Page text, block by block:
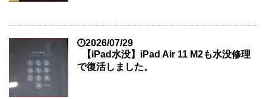
2026/07/29
【iPad水没】iPad Air 11 M2も水没修理
で復活しました。